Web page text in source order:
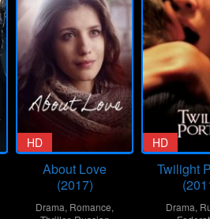
HD
About Love
(2017)
Drama, Romance,
HD
Twilight
Drama,